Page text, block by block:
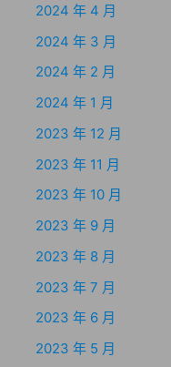
2024 年 4 月
2024 年 3 月
2024 年 2 月
2024 年 1 月
2023 年 12 月
2023 年 11 月
2023 年 10 月
2023 年 9 月
2023 年 8 月
2023 年 7 月
2023 年 6 月
2023 年 5 月